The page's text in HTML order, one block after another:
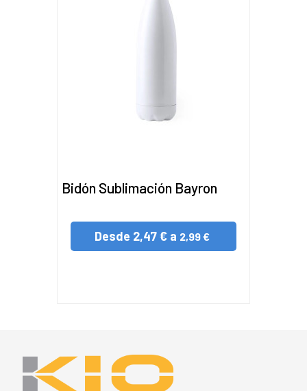
Bidón Sublimación Bayron
Desde 2,47 € a 2,99 €